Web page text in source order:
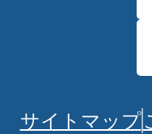
サイトマップ